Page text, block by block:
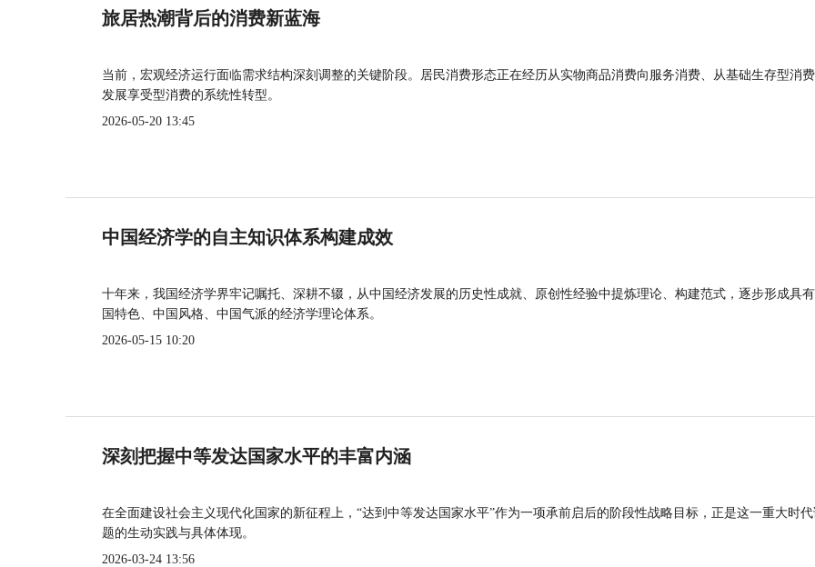
旅居热潮背后的消费新蓝海
当前，宏观经济运行面临需求结构深刻调整的关键阶段。居民消费形态正在经历从实物商品消费向服务消费、从基础生存型消
发展享受型消费的系统性转型。
2026-05-20 13:45
中国经济学的自主知识体系构建成效
十年来，我国经济学界牢记嘱托、深耕不辍，从中国经济发展的历史性成就、原创性经验中提炼理论、构建范式，逐步形成具
国特色、中国风格、中国气派的经济学理论体系。
2026-05-15 10:20
深刻把握中等发达国家水平的丰富内涵
在全面建设社会主义现代化国家的新征程上，“达到中等发达国家水平”作为一项承前启后的阶段性战略目标，正是这一重大时
题的生动实践与具体体现。
2026-03-24 13:56